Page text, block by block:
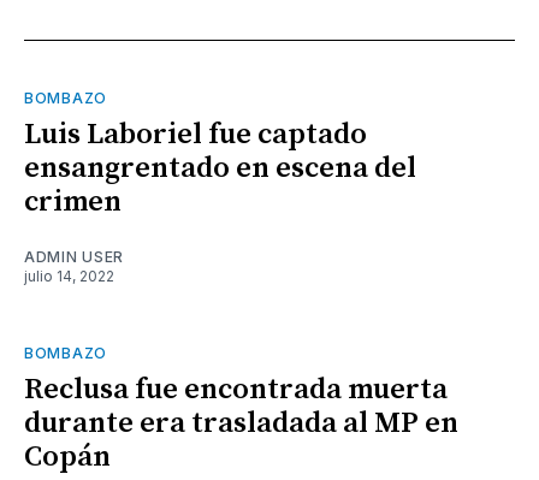
BOMBAZO
Luis Laboriel fue captado
ensangrentado en escena del
crimen
ADMIN USER
julio 14, 2022
BOMBAZO
Reclusa fue encontrada muerta
durante era trasladada al MP en
Copán